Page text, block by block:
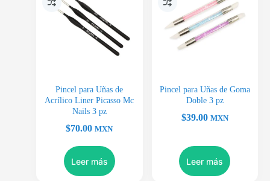
Pincel para Uñas de
Acrílico Liner Picasso Mc
Nails 3 pz
$70.00 MXN
Leer más
Pincel para Uñas de Goma
Doble 3 pz
$39.00 MXN
Leer más